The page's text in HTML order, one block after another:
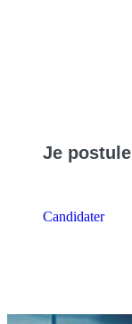
Je postule
Candidater